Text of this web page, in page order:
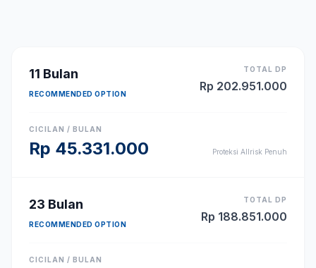
11 Bulan
RECOMMENDED OPTION
TOTAL DP
Rp 202.951.000
CICILAN / BULAN
Rp 45.331.000 Proteksi Allrisk Penuh
23 Bulan
RECOMMENDED OPTION
TOTAL DP
Rp 188.851.000
CICILAN / BULAN